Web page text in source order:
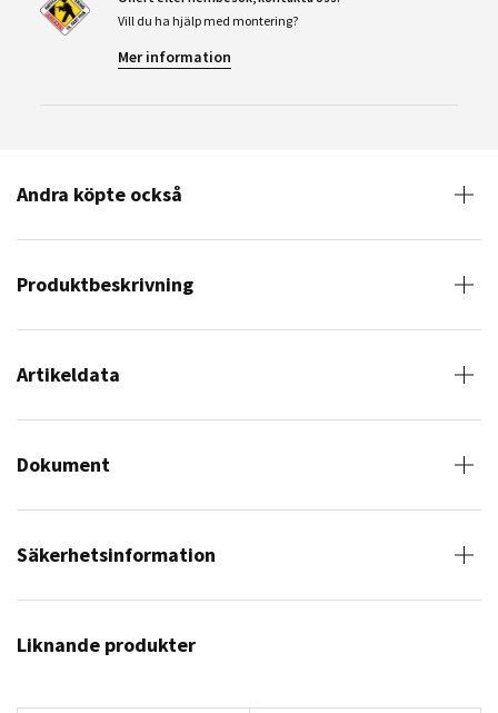
Vill du ha hjälp med montering?
Mer information
Andra köpte också
Produktbeskrivning
Artikeldata
Dokument
Säkerhetsinformation
Liknande produkter